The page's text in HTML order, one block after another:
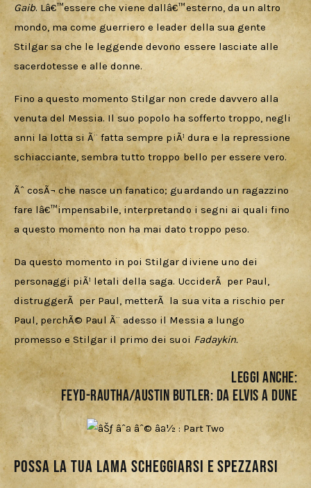
Gaib. Lâ€™essere che viene dallâ€™esterno, da un altro
mondo, ma come guerriero e leader della sua gente
Stilgar sa che le leggende devono essere lasciate alle
sacerdotesse e alle donne.
Fino a questo momento Stilgar non crede davvero alla
venuta del Messia. Il suo popolo ha sofferto troppo, negli
anni la lotta si Ã¨ fatta sempre piÃ¹ dura e la repressione
schiacciante, sembra tutto troppo bello per essere vero.
Ãˆ cosÃ¬ che nasce un fanatico; guardando un ragazzino
fare lâ€™impensabile, interpretando i segni ai quali fino
a questo momento non ha mai dato troppo peso.
Da questo momento in poi Stilgar diviene uno dei
personaggi piÃ¹ letali della saga. UcciderÃ  per Paul,
distruggerÃ  per Paul, metterÃ  la sua vita a rischio per
Paul, perchÃ© Paul Ã¨ adesso il Messia a lungo
promesso e Stilgar il primo dei suoi Fadaykin.
LEGGI ANCHE:
FEYD-RAUTHA/AUSTIN BUTLER: DA ELVIS A DUNE
Possa la tua lama scheggiarsi e spezzarsi